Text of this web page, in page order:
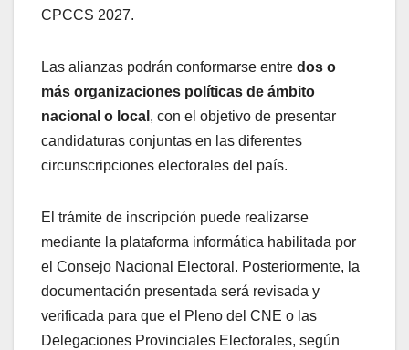
CPCCS 2027.
Las alianzas podrán conformarse entre dos o
más organizaciones políticas de ámbito
nacional o local , con el objetivo de presentar
candidaturas conjuntas en las diferentes
circunscripciones electorales del país.
El trámite de inscripción puede realizarse
mediante la plataforma informática habilitada por
el Consejo Nacional Electoral. Posteriormente, la
documentación presentada será revisada y
verificada para que el Pleno del CNE o las
Delegaciones Provinciales Electorales, según